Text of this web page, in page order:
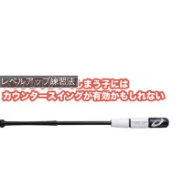
レベルアップ練習法